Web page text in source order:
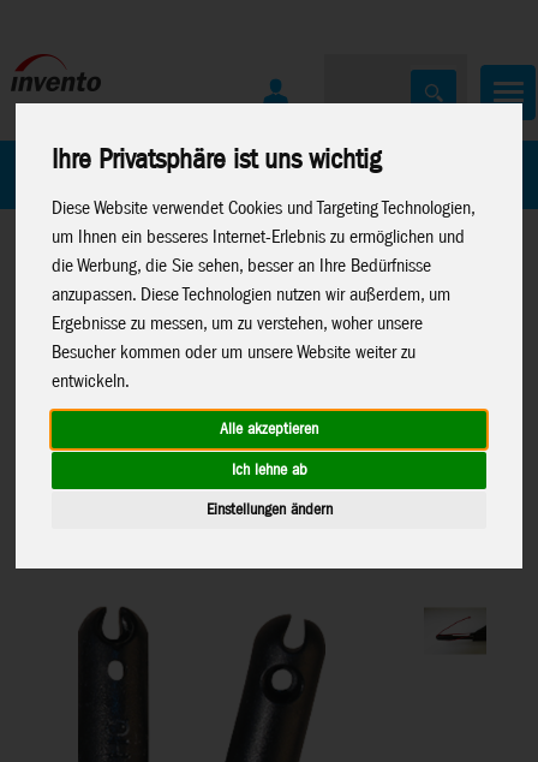
Ihre Privatsphäre ist uns wichtig
Diese Website verwendet Cookies und Targeting Technologien,
um Ihnen ein besseres Internet-Erlebnis zu ermöglichen und
die Werbung, die Sie sehen, besser an Ihre Bedürfnisse
anzupassen. Diese Technologien nutzen wir außerdem, um
Ergebnisse zu messen, um zu verstehen, woher unsere
Besucher kommen oder um unsere Website weiter zu
entwickeln.
Alle akzeptieren
Ich lehne ab
Einstellungen ändern
Home Marken
Home>Drachen
HQ-Splittkappe: Ø 5mm, für geteilte